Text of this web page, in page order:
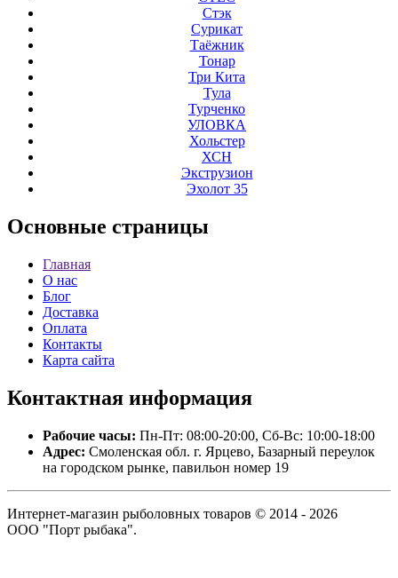
Стэк
Сурикат
Таёжник
Тонар
Три Кита
Тула
Турченко
УЛОВКА
Хольстер
ХСН
Экструзион
Эхолот 35
Основные страницы
Главная
О нас
Блог
Доставка
Оплата
Контакты
Карта сайта
Контактная информация
Рабочие часы: Пн-Пт: 08:00-20:00, Сб-Вс: 10:00-18:00
Адрес: Смоленская обл. г. Ярцево, Базарный переулок
на городском рынке, павильон номер 19
Интернет-магазин рыболовных товаров © 2014 - 2026
ООО "Порт рыбака".